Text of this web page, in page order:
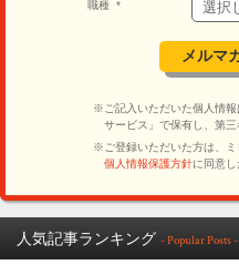
人気記事ランキング - Popular Posts -